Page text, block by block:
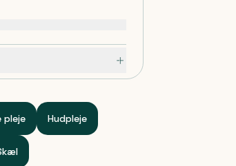
pleje Hudpleje